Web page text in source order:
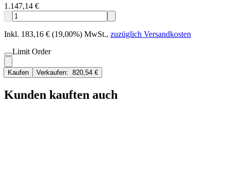
1.147,14 €
Inkl. 183,16 € (19,00%) MwSt., zuzüglich Versandkosten
Limit Order
Kaufen Verkaufen: 820,54 €
Kunden kauften auch